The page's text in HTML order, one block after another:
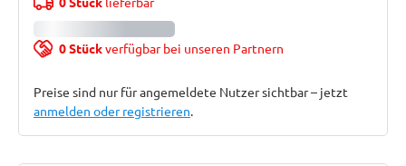
0 Stückverfügbar bei unseren Partnern
Preise sind nur für angemeldete Nutzer sichtbar – jetzt
anmelden oder registrieren.